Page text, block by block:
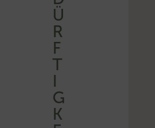
Ü
R
F
T
I
G
K